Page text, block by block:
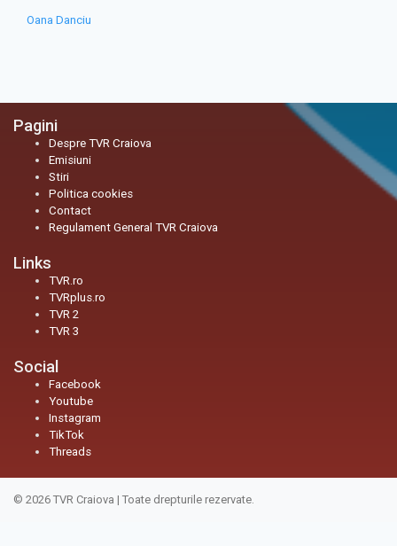
Oana Danciu
Pagini
Despre TVR Craiova
Emisiuni
Stiri
Politica cookies
Contact
Regulament General TVR Craiova
Links
TVR.ro
TVRplus.ro
TVR 2
TVR 3
Social
Facebook
Youtube
Instagram
TikTok
Threads
© 2026 TVR Craiova | Toate drepturile rezervate.